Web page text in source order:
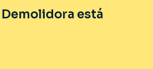
Demolidora está